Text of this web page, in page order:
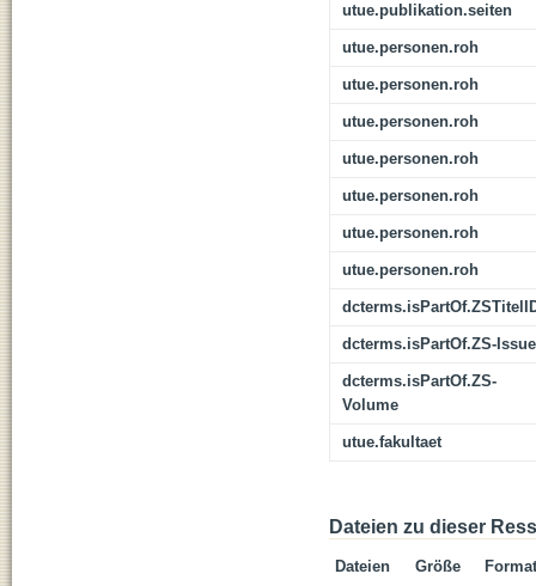
utue.publikation.seiten
utue.personen.roh
utue.personen.roh
utue.personen.roh
utue.personen.roh
utue.personen.roh
utue.personen.roh
utue.personen.roh
dcterms.isPartOf.ZS-Issue
dcterms.isPartOf.ZS-
Volume
utue.fakultaet
Dateien zu dieser
Dateien Größe
Format